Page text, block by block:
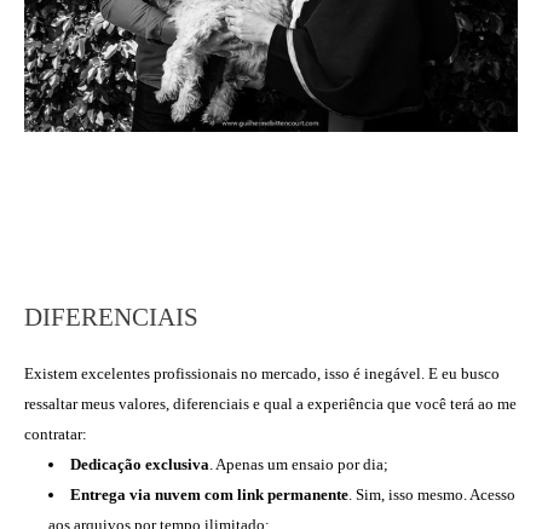
DIFERENCIAIS
Existem excelentes profissionais no mercado, isso é inegável. E eu busco
ressaltar meus valores, diferenciais e qual a experiência que você terá ao me
contratar:
Dedicação exclusiva. Apenas um ensaio por dia;
Entrega via nuvem com link permanente. Sim, isso mesmo. Acesso
aos arquivos por tempo ilimitado;